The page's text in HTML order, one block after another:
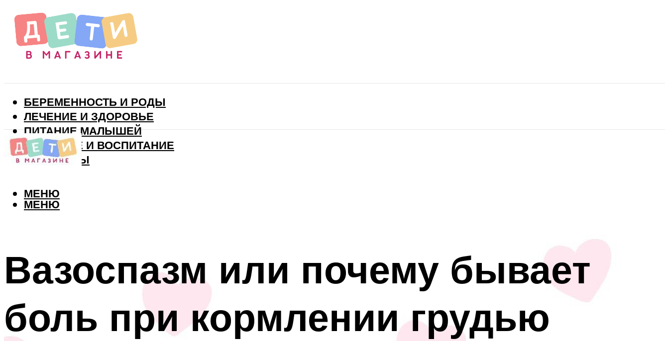
БЕРЕМЕННОСТЬ И РОДЫ
ЛЕЧЕНИЕ И ЗДОРОВЬЕ
ПИТАНИЕ МАЛЫШЕЙ
РАЗВИТИЕ И ВОСПИТАНИЕ
ВИТАМИНЫ
МЕНЮ
МЕНЮ
Вазоспазм или почему бывает
боль при кормлении грудью